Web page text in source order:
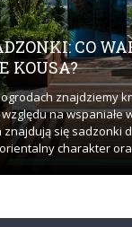
CO
KOUSA?
znajdziemy
na wspaniałe
znajdują się sadzonki
charakter